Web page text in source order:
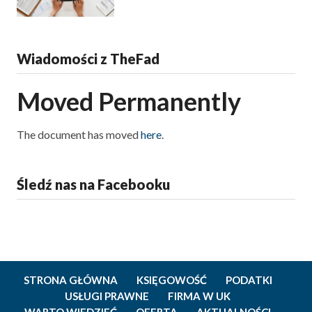
Wiadomości z TheFad
Moved Permanently
The document has movedhere.
Śledź nas na Facebooku
STRONA GŁÓWNA KSIĘGOWOŚĆ
PODATKI
USŁUGI PRAWNE
FIRMA W UK